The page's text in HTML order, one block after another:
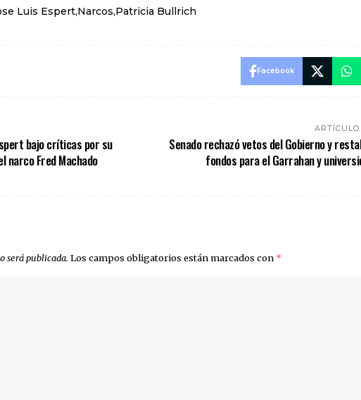
Luis Espert Narcos Patricia Bullrich
Facebook
bajo críticas por su
narco Fred Machado
Senado rechazó vetos del Gobierno y
fondos para el Garrahan y
será publicada. Los campos obligatorios están marcados con *